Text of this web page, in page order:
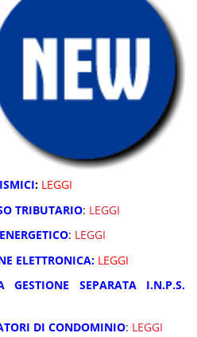
: LEGGI
TRIBUTARIO: LEGGI
: LEGGI
ELETTRONICA: LEGGI
GESTIONE SEPARATA I.N.P.S.
DI CONDOMINIO: LEGGI